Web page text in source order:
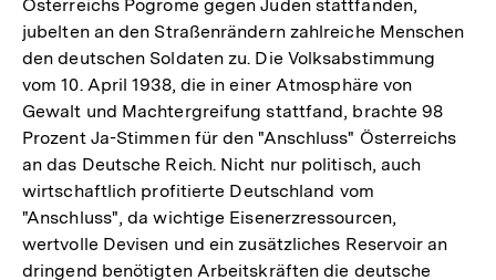
Österreichs Pogrome gegen Juden stattfanden,
jubelten an den Straßenrändern zahlreiche Menschen
den deutschen Soldaten zu. Die Volksabstimmung
vom 10. April 1938, die in einer Atmosphäre von
Gewalt und Machtergreifung stattfand, brachte 98
Prozent Ja-Stimmen für den "Anschluss" Österreichs
an das Deutsche Reich. Nicht nur politisch, auch
wirtschaftlich profitierte Deutschland vom
"Anschluss", da wichtige Eisenerzressourcen,
wertvolle Devisen und ein zusätzliches Reservoir an
dringend benötigten Arbeitskräften die deutsche